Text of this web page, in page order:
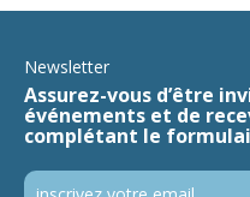
Newsletter
Assurez-vous d’être
événements et de
complétant le